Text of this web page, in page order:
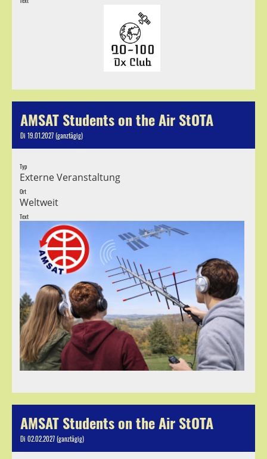
AMSAT Students on the Air StOTA
Di 19.01.2027 (ganztägig)
Typ
Externe Veranstaltung
Ort
Weltweit
Text
AMSAT Students on the Air StOTA
Di 02.02.2027 (ganztägig)